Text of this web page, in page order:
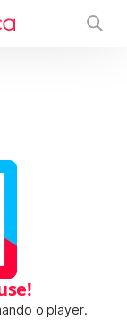
o player.